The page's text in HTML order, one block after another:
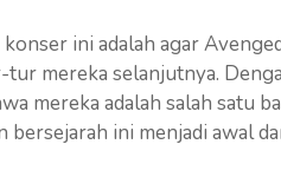
ini adalah agar
mereka selanjutnya.
mereka adalah salah satu
bersejarah ini menjadi awal